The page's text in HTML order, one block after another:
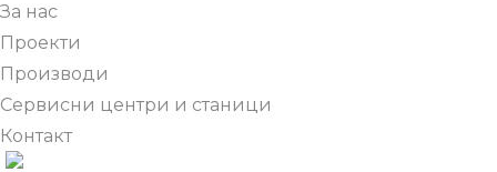
За нас
Проекти
Производи
Сервисни центри и станици
Контакт